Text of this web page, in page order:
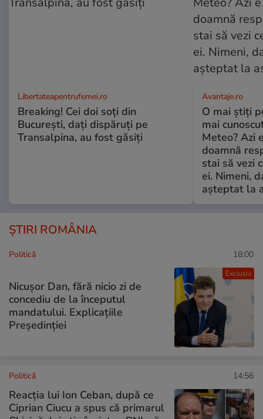
Libertateapentrufemei.ro
Breaking! Cei doi soți din
București, dați dispăruți pe
Transalpina, au fost găsiți
Avantaje.ro
O mai știți
mai
Meteo? Azi
doamnă
stai să vezi
ei. Nimeni,
așteptat la
ȘTIRI ROMÂNIA
Exclusiv
Politică 18:00
Nicușor Dan, fără nicio zi de
concediu de la începutul
mandatului. Explicațiile
Președinției
Politică 14:56
Reacția lui Ion Ceban, după ce
Ciprian Ciucu a spus că primarul